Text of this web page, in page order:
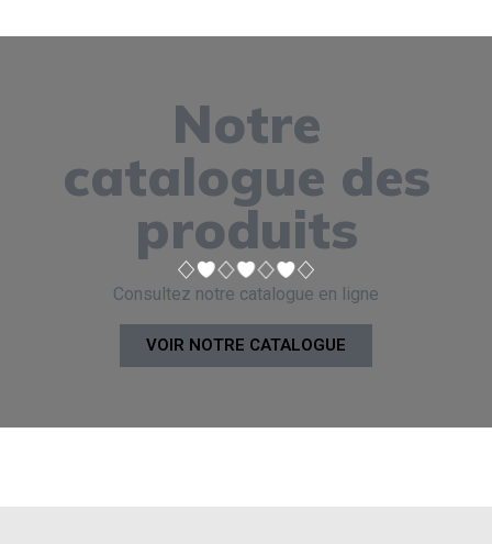
Notre
catalogue des
produits
Consultez notre catalogue en ligne
VOIR NOTRE CATALOGUE